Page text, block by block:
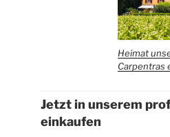
Heimat
Carpentras
Jetzt in unserem
einkaufen